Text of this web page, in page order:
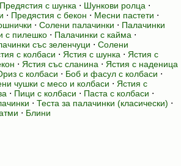
Предястия с шунка ⋅ Шункови ролца ⋅
⋅ Предястия с бекон ⋅ Месни пастети ⋅
⋅ Солени палачинки ⋅ Палачинки
с пилешко ⋅ Палачинки с кайма ⋅
със зеленчуци ⋅ Солени
с колбаси ⋅ Ястия с шунка ⋅ Ястия с
⋅ Ястия със сланина ⋅ Ястия с наденица
с колбаси ⋅ Боб и фасул с колбаси ⋅
чушки с месо и колбаси ⋅ Ястия с
⋅ Пици с колбаси ⋅ Паста с колбаси ⋅
⋅ Теста за палачинки (класически) ⋅
⋅ Блини